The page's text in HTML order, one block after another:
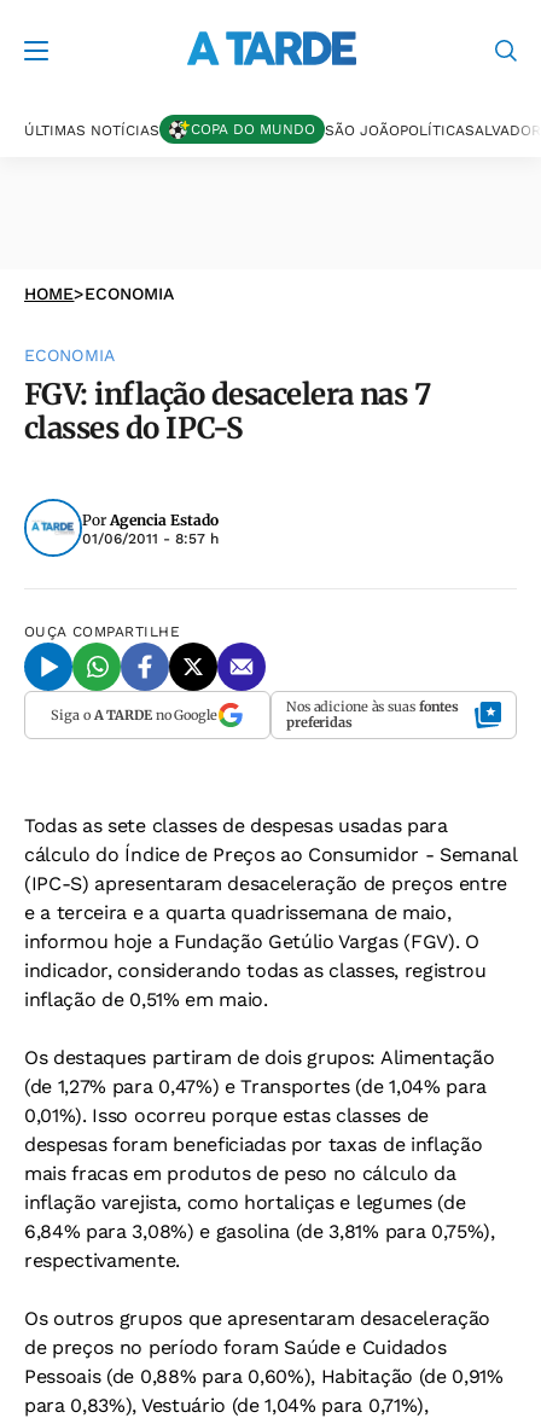
ÚLTIMAS NOTÍCIAS COPA DO MUNDO SÃO JOÃOPOLÍTICASALVADOR
HOME>ECONOMIA
ECONOMIA
FGV: inflação desacelera nas 7
classes do IPC-S
PorAgencia Estado
01/06/2011 - 8:57 h
OUÇA COMPARTILHE
Siga o A TARDEno Google Nos adicione às suas fontes
preferidas
Todas as sete classes de despesas usadas para
cálculo do Índice de Preços ao Consumidor - Semanal
(IPC-S) apresentaram desaceleração de preços entre
e a terceira e a quarta quadrissemana de maio,
informou hoje a Fundação Getúlio Vargas (FGV). O
indicador, considerando todas as classes, registrou
inflação de 0,51% em maio.
Os destaques partiram de dois grupos: Alimentação
(de 1,27% para 0,47%) e Transportes (de 1,04% para
0,01%). Isso ocorreu porque estas classes de
despesas foram beneficiadas por taxas de inflação
mais fracas em produtos de peso no cálculo da
inflação varejista, como hortaliças e legumes (de
6,84% para 3,08%) e gasolina (de 3,81% para 0,75%),
respectivamente.
Os outros grupos que apresentaram desaceleração
de preços no período foram Saúde e Cuidados
Pessoais (de 0,88% para 0,60%), Habitação (de 0,91%
para 0,83%), Vestuário (de 1,04% para 0,71%),